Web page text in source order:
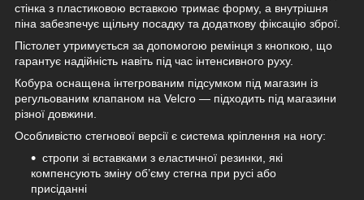
стінка з пластиковою вставкою тримає форму, а внутрішня
піна забезпечує щільну посадку та додаткову фіксацію зброї.
Пістолет утримується за допомогою ремінця з кнопкою, що
гарантує надійність навіть під час інтенсивного руху.
Кобура оснащена інтегрованим підсумком під магазин із
регульованим клапаном на Velcro — підходить під магазини
різної довжини.
Особливістю стегнової версії є система кріплення на ногу:
стропи зі вставками з еластичної резинки, які
компенсують зміну об’єму стегна при русі або
присіданні